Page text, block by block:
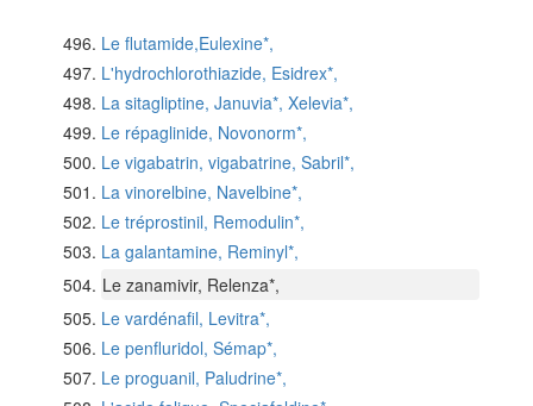
Le flutamide,Eulexine*,
L'hydrochlorothiazide, Esidrex*,
La sitagliptine, Januvia*, Xelevia*,
Le répaglinide, Novonorm*,
Le vigabatrin, vigabatrine, Sabril*,
La vinorelbine, Navelbine*,
Le tréprostinil, Remodulin*,
La galantamine, Reminyl*,
Le zanamivir, Relenza*,
Le vardénafil, Levitra*,
Le penfluridol, Sémap*,
Le proguanil, Paludrine*,